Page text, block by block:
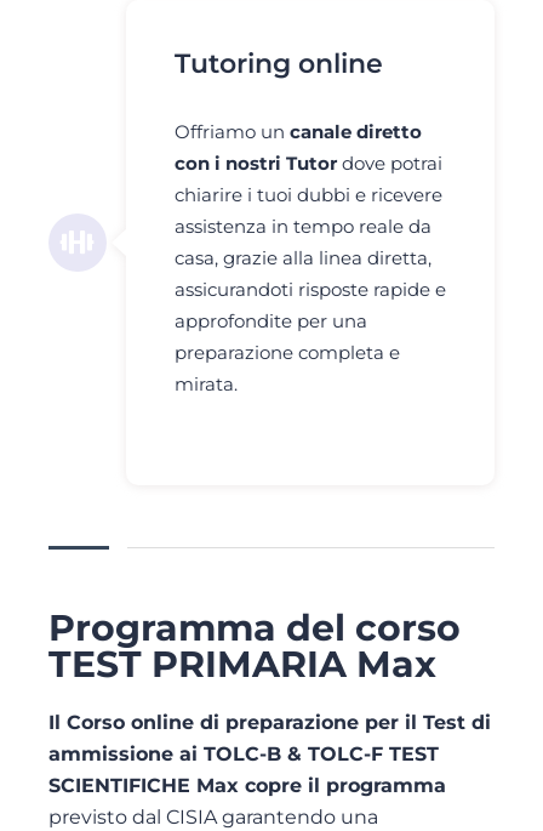
Tutoring online
Offriamo un canale diretto
con i nostri Tutor dove potrai
chiarire i tuoi dubbi e ricevere
assistenza in tempo reale da
casa, grazie alla linea diretta,
assicurandoti risposte rapide e
approfondite per una
preparazione completa e
mirata.
Programma del corso
TEST PRIMARIA Max
Il Corso online di preparazione per il Test di
ammissione ai TOLC-B & TOLC-F TEST
SCIENTIFICHE Max copre il programma
previsto dal CISIA garantendo una